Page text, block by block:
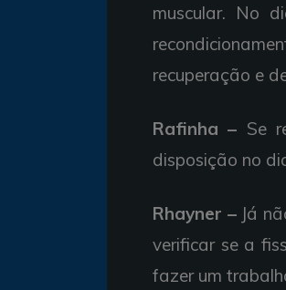
muscular. No
recuperação e
Rafinha – Se
disposição no
Rhayner –Já
verificar se a
fazer um